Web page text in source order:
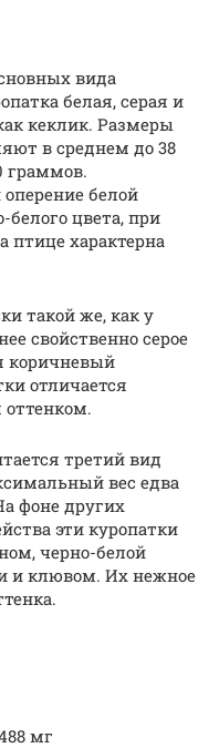
вида
белая, серая и
кеклик. Размеры
в среднем до 38
граммов.
белой
белого цвета, при
птице характерна
такой же, как у
свойственно серое
коричневый
отличается
третий вид
вес едва
фоне других
эти куропатки
черно-белой
и клювом. Их нежное
мг